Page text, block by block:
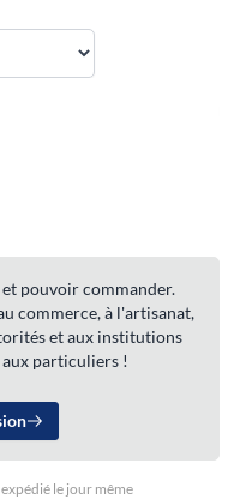
pouvoir commander.
commerce, à l'artisanat,
et aux institutions
aux particuliers !
le jour même